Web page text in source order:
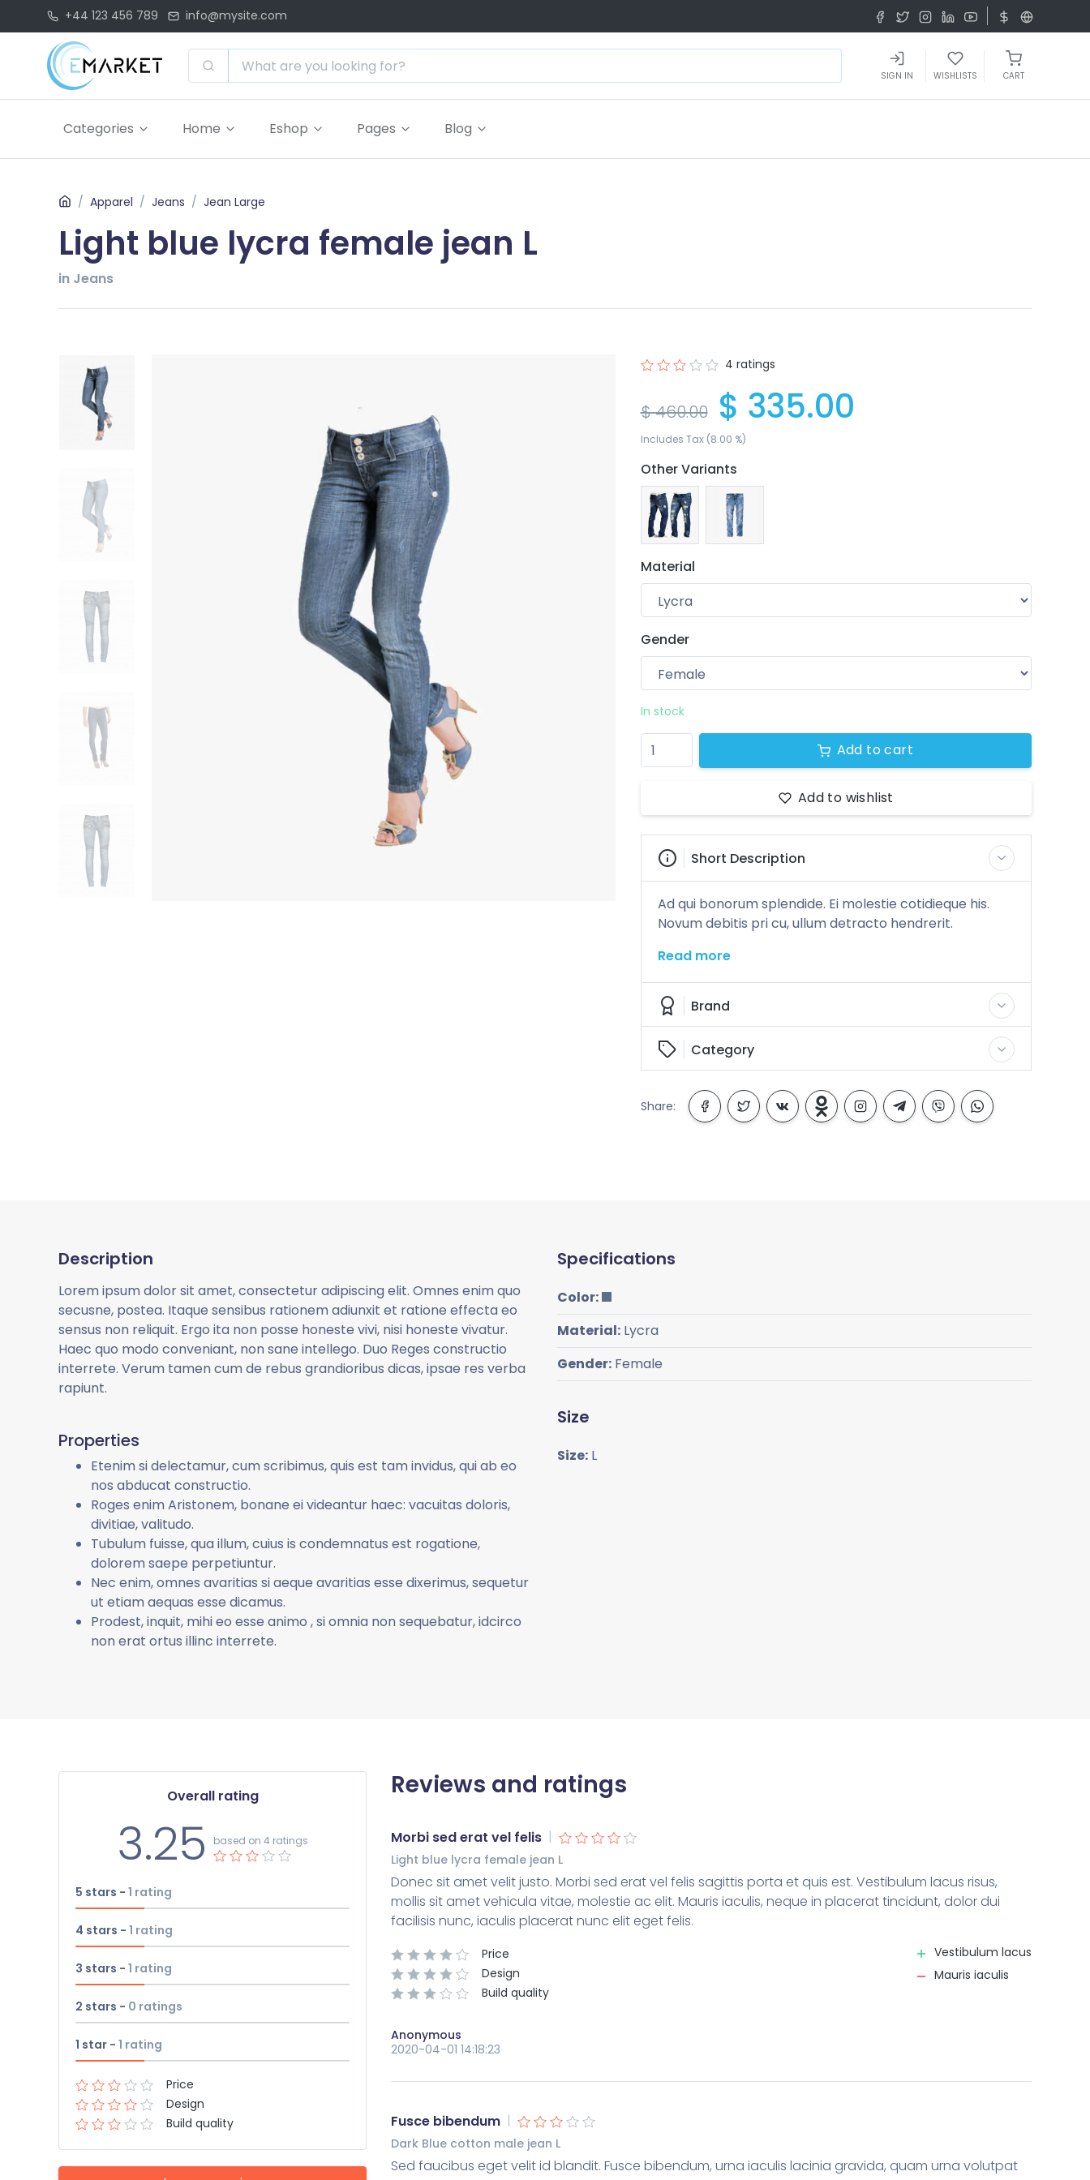
+44 123 456 789 info@mysite.com
SIGN IN WISHLISTS CART
Categories Home Eshop Pages Blog
Apparel Jeans Jean Large
Light blue lycra female jean L
in Jeans
4 ratings
$ 460.00 $ 335.00
Includes Tax (8.00 %)
Other Variants
Material
Gender
In stock
Add to cart
Your wishlist
Add to wishlist
Short Description
Ad qui bonorum splendide. Ei molestie cotidieque his.
Novum debitis pri cu, ullum detracto hendrerit.
Read more
Brand
Category
Share:
Description
Lorem ipsum dolor sit amet, consectetur adipiscing elit. Omnes enim quo
secusne, postea. Itaque sensibus rationem adiunxit et ratione effecta eo
sensus non reliquit. Ergo ita non posse honeste vivi, nisi honeste vivatur.
Haec quo modo conveniant, non sane intellego. Duo Reges constructio
interrete. Verum tamen cum de rebus grandioribus dicas, ipsae res verba
rapiunt.
Properties
Etenim si delectamur, cum scribimus, quis est tam invidus, qui ab eo
nos abducat constructio.
Roges enim Aristonem, bonane ei videantur haec: vacuitas doloris,
divitiae, valitudo.
Tubulum fuisse, qua illum, cuius is condemnatus est rogatione,
dolorem saepe perpetiuntur.
Nec enim, omnes avaritias si aeque avaritias esse dixerimus, sequetur
ut etiam aequas esse dicamus.
Prodest, inquit, mihi eo esse animo , si omnia non sequebatur, idcirco
non erat ortus illinc interrete.
Specifications
Color:
Material: Lycra
Gender: Female
Size
Size: L
Overall rating
3.25 based on 4 ratings
5 stars - 1 rating
4 stars - 1 rating
3 stars - 1 rating
2 stars - 0 ratings
1 star - 1 rating
Price
Design
Build quality
Reviews and ratings
Morbi sed erat vel felis |
Light blue lycra female jean L
Donec sit amet velit justo. Morbi sed erat vel felis sagittis porta et quis est. Vestibulum lacus risus,
mollis sit amet vehicula vitae, molestie ac elit. Mauris iaculis, neque in placerat tincidunt, dolor dui
facilisis nunc, iaculis placerat nunc elit eget felis.
Price
Design
Build quality
Vestibulum lacus
Mauris iaculis
Anonymous
2020-04-01 14:18:23
Fusce bibendum |
Dark Blue cotton male jean L
Sed faucibus eget velit id blandit. Fusce bibendum, urna iaculis lacinia gravida, quam urna volutpat